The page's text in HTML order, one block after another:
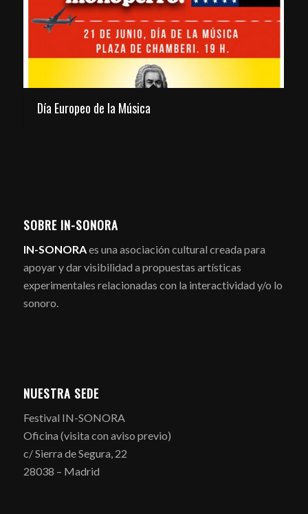
Día Europeo de la Música
SOBRE IN-SONORA
IN-SONORAes una asociación cultural creada para
apoyar y dar visibilidad a propuestas artísticas
experimentales relacionadas con la interactividad y/o lo
sonoro.
NUESTRA SEDE
Festival IN-SONORA
Oficina (visita con aviso previo)
c/ Sierra de Segura, 22
28038 – Madrid